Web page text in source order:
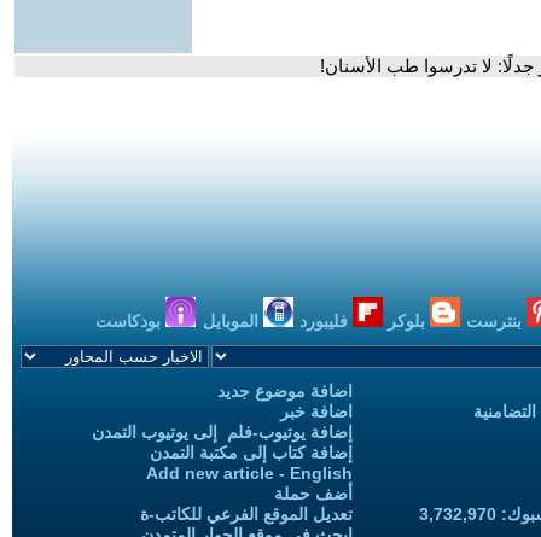
جدلًا: لا تدرسوا طب الأسنان!
بنترست بلوكر فليبورد الموبايل بودكاست
اضافة موضوع جديد
اضافة خبر
إضافة يوتيوب-فلم إلى يوتيوب التمدن
إضافة كتاب إلى مكتبة التمدن
Add new article - English
أضف حملة
تعديل الموقع الفرعي للكاتب-ة